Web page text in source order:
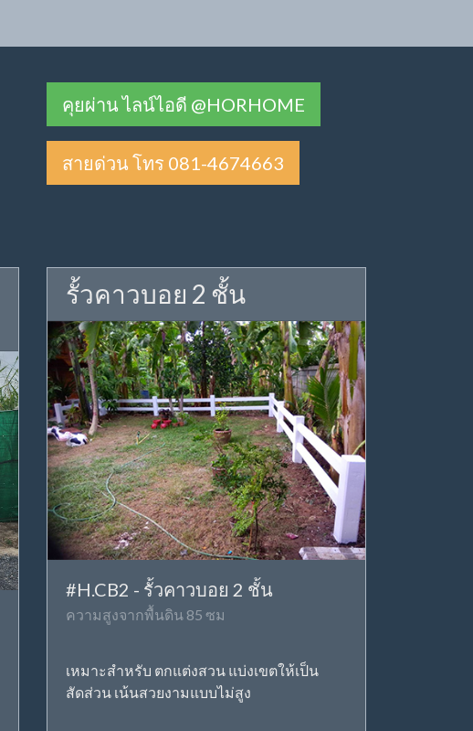
คุยผ่าน ไลน์ไอดี @HORHOME
สายด่วน โทร 081-4674663
รั้วคาวบอย 2 ชั้น
#H.CB2 - รั้วคาวบอย 2 ชั้น
ความสูงจากพื้นดิน 85 ซม
เหมาะสำหรับ ตกแต่งสวน แบ่งเขตให้เป็น
สัดส่วน เน้นสวยงามแบบไม่สูง